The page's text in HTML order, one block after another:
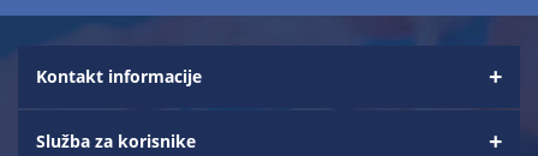
Kontakt informacije
Služba za korisnike